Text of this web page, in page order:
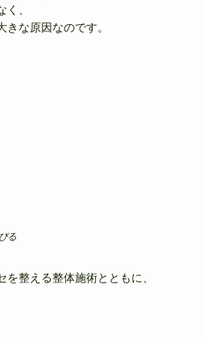
、
な原因なのです。
る
整える整体施術とともに、